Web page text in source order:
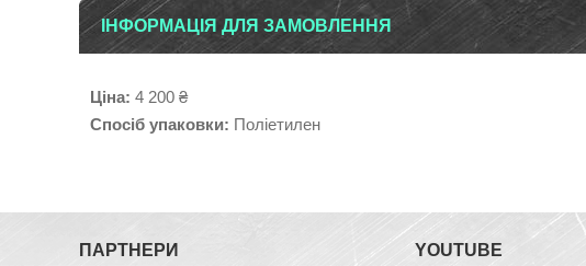
ІНФОРМАЦІЯ ДЛЯ ЗАМОВЛЕННЯ
Ціна: 4 200 ₴
Спосіб упаковки: Поліетилен
ПАРТНЕРИ YOUTUBE